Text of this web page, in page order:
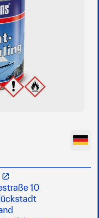
algiziden
Schutz vor
10